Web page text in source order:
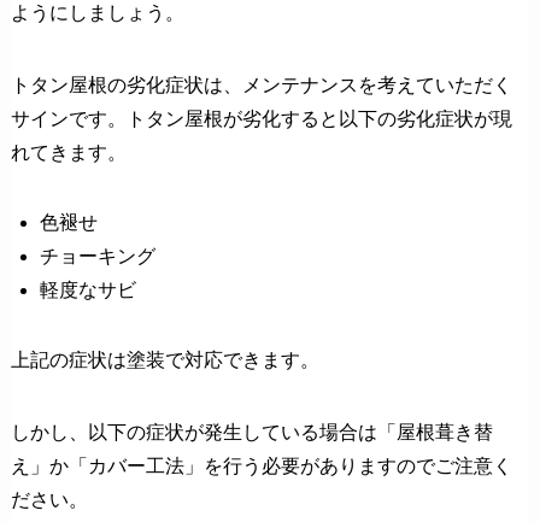
ようにしましょう。
トタン屋根の劣化症状は、メンテナンスを考えていただく
サインです。トタン屋根が劣化すると以下の劣化症状が現
れてきます。
色褪せ
チョーキング
軽度なサビ
上記の症状は塗装で対応できます。
しかし、以下の症状が発生している場合は「屋根葺き替
え」か「カバー工法」を行う必要がありますのでご注意く
ださい。